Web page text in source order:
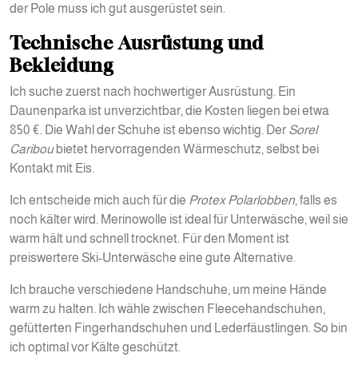
der Pole muss ich gut ausgerüstet sein.
Technische Ausrüstung und
Bekleidung
Ich suche zuerst nach hochwertiger Ausrüstung. Ein
Daunenparka ist unverzichtbar, die Kosten liegen bei etwa
850 €. Die Wahl der Schuhe ist ebenso wichtig. Der Sorel
Cariboubietet hervorragenden Wärmeschutz, selbst bei
Kontakt mit Eis.
Ich entscheide mich auch für die Protex Polarlobben, falls es
noch kälter wird. Merinowolle ist ideal für Unterwäsche, weil sie
warm hält und schnell trocknet. Für den Moment ist
preiswertere Ski-Unterwäsche eine gute Alternative.
Ich brauche verschiedene Handschuhe, um meine Hände
warm zu halten. Ich wähle zwischen Fleecehandschuhen,
gefütterten Fingerhandschuhen und Lederfäustlingen. So bin
ich optimal vor Kälte geschützt.